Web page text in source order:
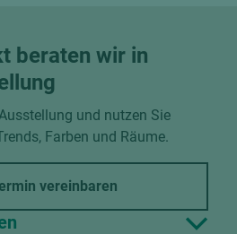
beraten wir in
und nutzen Sie
Farben und Räume.
vereinbaren